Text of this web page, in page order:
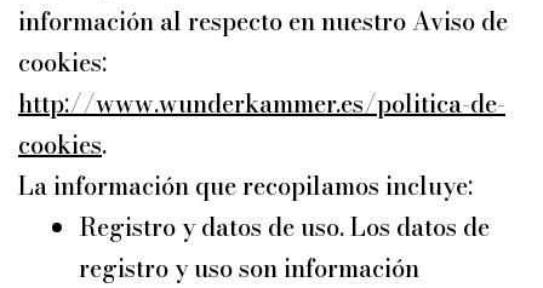
información al respecto en nuestro Aviso de
cookies:
http://www.wunderkammer.es/politica-de-
cookies.
La información que recopilamos incluye:
Registro y datos de uso. Los datos de
registro y uso son información